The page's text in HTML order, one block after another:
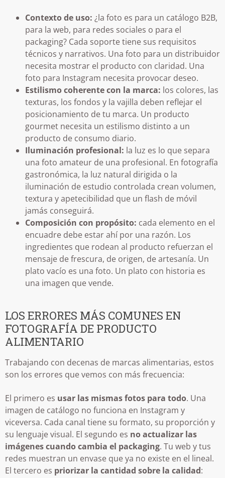
Contexto de uso: ¿la foto es para un catálogo B2B,
para la web, para redes sociales o para el
packaging? Cada soporte tiene sus requisitos
técnicos y narrativos. Una foto para un distribuidor
necesita mostrar el producto con claridad. Una
foto para Instagram necesita provocar deseo.
Estilismo coherente con la marca: los colores, las
texturas, los fondos y la vajilla deben reflejar el
posicionamiento de tu marca. Un producto
gourmet necesita un estilismo distinto a un
producto de consumo diario.
Iluminación profesional: la luz es lo que separa
una foto amateur de una profesional. En fotografía
gastronómica, la luz natural dirigida o la
iluminación de estudio controlada crean volumen,
textura y apetecibilidad que un flash de móvil
jamás conseguirá.
Composición con propósito: cada elemento en el
encuadre debe estar ahí por una razón. Los
ingredientes que rodean al producto refuerzan el
mensaje de frescura, de origen, de artesanía. Un
plato vacío es una foto. Un plato con historia es
una imagen que vende.
LOS ERRORES MÁS COMUNES EN
FOTOGRAFÍA DE PRODUCTO
ALIMENTARIO
Trabajando con decenas de marcas alimentarias, estos
son los errores que vemos con más frecuencia:
El primero es usar las mismas fotos para todo. Una
imagen de catálogo no funciona en Instagram y
viceversa. Cada canal tiene su formato, su proporción y
su lenguaje visual. El segundo es no actualizar las
imágenes cuando cambia el packaging. Tu web y tus
redes muestran un envase que ya no existe en el lineal.
El tercero es priorizar la cantidad sobre la calidad: